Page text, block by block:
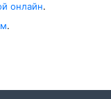
онлайн.
.